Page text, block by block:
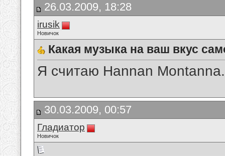
26.03.2009, 18:28
irusik
Новичок
Какая музыка на ваш вкус
Я считаю Hannan Montanna.
30.03.2009, 00:57
Гладиатор
Новичок